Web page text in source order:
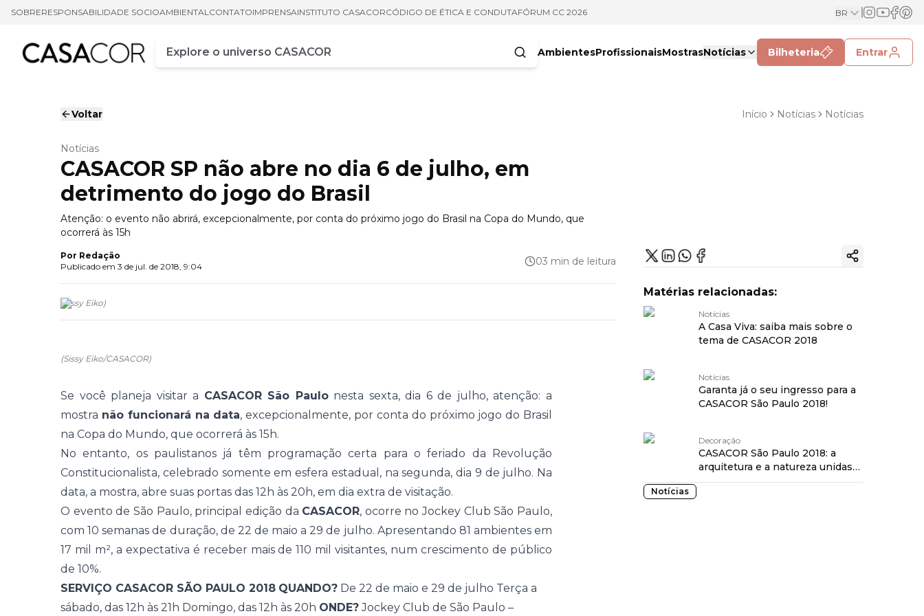
SOBRERESPONSABILIDADE SOCIOAMBIENTALCONTATOIMPRENSAINSTITUTO CASACORCÓDIGO DE ÉTICA E CONDUTAFÓRUM CC 2026 BR
Campo de busca
Digite pelo menos três caracteres
AmbientesProfissionaisMostrasNotícias Bilheteria Entrar
Voltar Início Notícias Notícias
Notícias
CASACOR SP não abre no dia 6 de julho, em
detrimento do jogo do Brasil
Atenção: o evento não abrirá, excepcionalmente, por conta do próximo jogo do Brasil na Copa do Mundo, que
ocorrerá às 15h
Por Redação
Publicado em 3 de jul. de 2018, 9:04 03 min de leitura
(Sissy Eiko)
(Sissy Eiko/CASACOR)
Se você planeja visitar a CASACOR São Paulonesta sexta, dia 6 de julho, atenção: a
mostra não funcionará na data, excepcionalmente, por conta do próximo jogo do Brasil
na Copa do Mundo, que ocorrerá às 15h.
No entanto, os paulistanos já têm programação certa para o feriado da Revolução
Constitucionalista, celebrado somente em esfera estadual, na segunda, dia 9 de julho. Na
data, a mostra, abre suas portas das 12h às 20h, em dia extra de visitação.
O evento de São Paulo, principal edição da CASACOR, ocorre no Jockey Club São Paulo,
com 10 semanas de duração, de 22 de maio a 29 de julho. Apresentando 81 ambientes em
17 mil m², a expectativa é receber mais de 110 mil visitantes, num crescimento de público
de 10%.
SERVIÇO CASACOR SÃO PAULO 2018 QUANDO? De 22 de maio e 29 de julho Terça a
sábado, das 12h às 21h Domingo, das 12h às 20h ONDE?Jockey Club de São Paulo –
Copiar link
Matérias relacionadas:
Notícias
A Casa Viva: saiba mais sobre o
tema de CASACOR 2018
Notícias
Garanta já o seu ingresso para a
CASACOR São Paulo 2018!
Decoração
CASACOR São Paulo 2018: a
arquitetura e a natureza unidas
em 81 ambientes
Notícias